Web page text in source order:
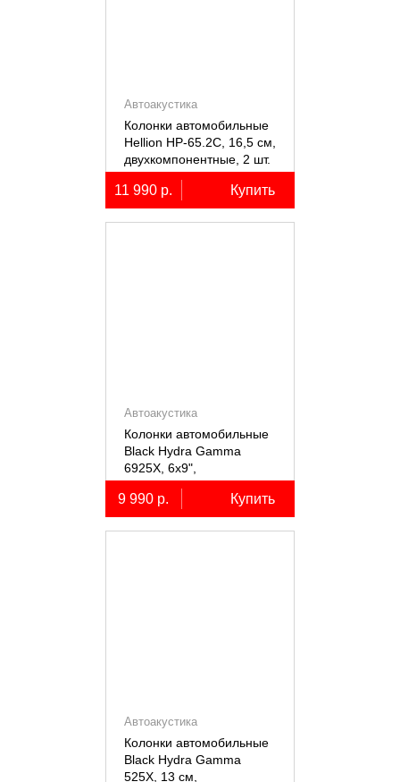
Автоакустика
Колонки автомобильные
Hellion HP-65.2С, 16,5 см,
двухкомпонентные, 2 шт.
11 990 р. Купить
Автоакустика
Колонки автомобильные
Black Hydra Gamma
6925X, 6х9",
коаксиальные
двухполосные, 2 шт.
9 990 р. Купить
Автоакустика
Колонки автомобильные
Black Hydra Gamma
525X, 13 см,